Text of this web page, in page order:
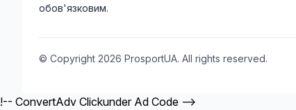
обов'язковим.
© Copyright 2026 ProsportUA. All rights reserved.
!-- ConvertAdv Clickunder Ad Code -->